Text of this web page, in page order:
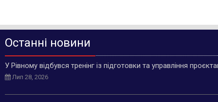
Останні новини
У Рівному відбувся тренінг із підготовки та управління
Лип 28, 2026